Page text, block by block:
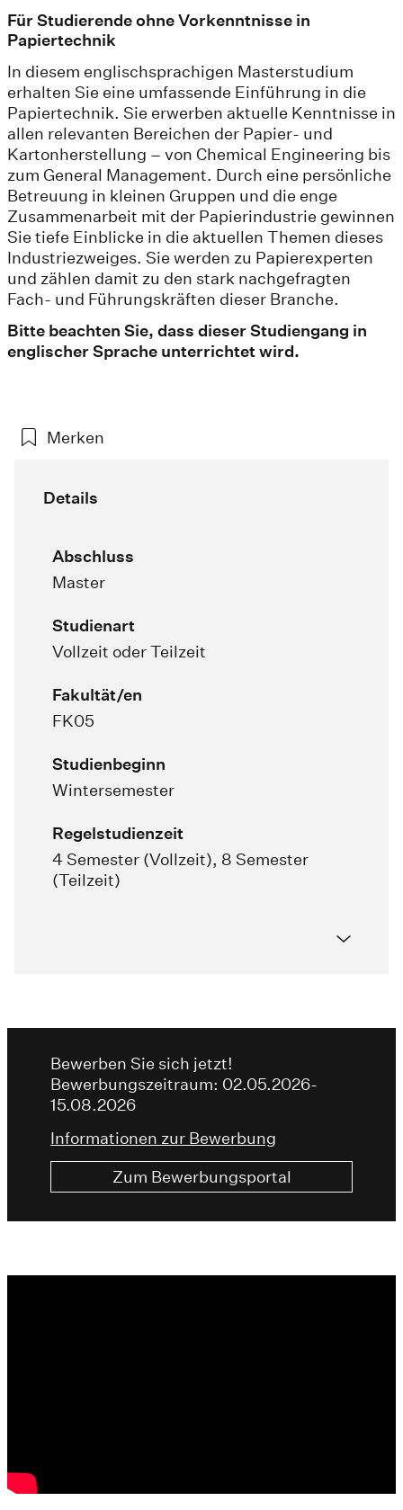
Für Studierende ohne Vorkenntnisse in
Papiertechnik
In diesem englischsprachigen Masterstudium
erhalten Sie eine umfassende Einführung in die
Papiertechnik. Sie erwerben aktuelle Kenntnisse in
allen relevanten Bereichen der Papier- und
Kartonherstellung – von Chemical Engineering bis
zum General Management. Durch eine persönliche
Betreuung in kleinen Gruppen und die enge
Zusammenarbeit mit der Papierindustrie gewinnen
Sie tiefe Einblicke in die aktuellen Themen dieses
Industriezweiges. Sie werden zu Papierexperten
und zählen damit zu den stark nachgefragten
Fach- und Führungskräften dieser Branche.
Bitte beachten Sie, dass dieser Studiengang in
englischer Sprache unterrichtet wird.
Merken
Details
Abschluss
Master
Studienart
Vollzeit oder Teilzeit
Fakultät/en
FK05
Studienbeginn
Wintersemester
Regelstudienzeit
4 Semester (Vollzeit), 8 Semester
(Teilzeit)
Bewerben Sie sich jetzt!
Bewerbungszeitraum: 02.05.2026-
15.08.2026
Informationen zur Bewerbung
Zum Bewerbungsportal